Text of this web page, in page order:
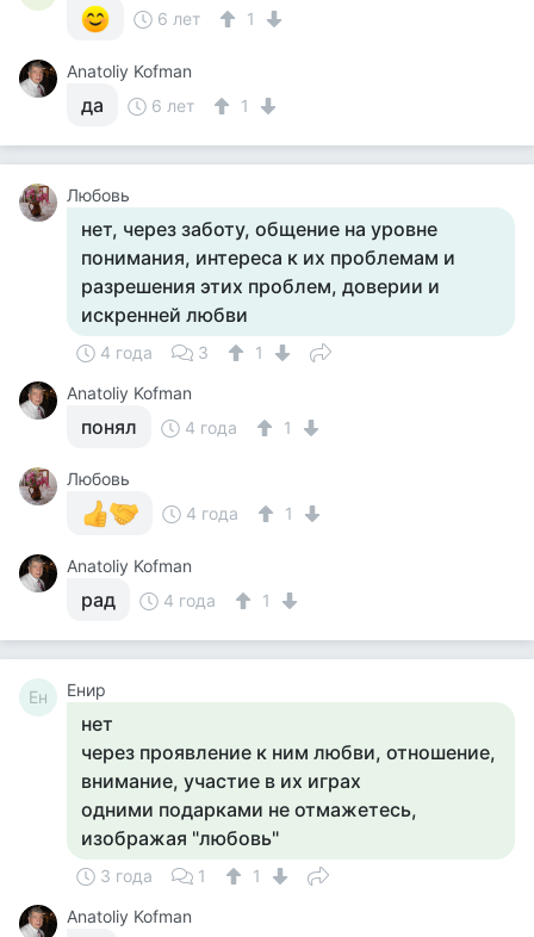
6 лет
1
Anatoliy Kofman
да 6 лет 1
Любовь
нет, через заботу, общение на уровне
понимания, интереса к их проблемам и
разрешения этих проблем, доверии и
искренней любви
4 года 3
1
Anatoliy Kofman
понял 4 года 1
Любовь
4 года
1
Anatoliy Kofman
рад 4 года 1
Ен Енир
нет
через проявление к ним любви, отношение,
внимание, участие в их играх
одними подарками не отмажетесь,
изображая "любовь"
3 года 1
1
Anatoliy Kofman